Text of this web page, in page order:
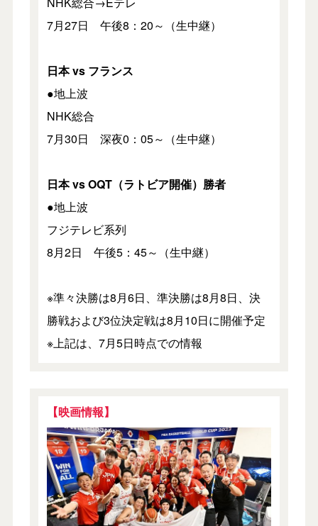
7月27日 午後8：20～（生中継）
日本 vs フランス
●地上波
NHK総合
7月30日 深夜0：05～（生中継）
日本 vs OQT（ラトビア開催）勝者
●地上波
フジテレビ系列
8月2日 午後5：45～（生中継）
※準々決勝は8月6日、準決勝は8月8日、決
勝戦および3位決定戦は8月10日に開催予定
※上記は、7月5日時点での情報
【映画情報】